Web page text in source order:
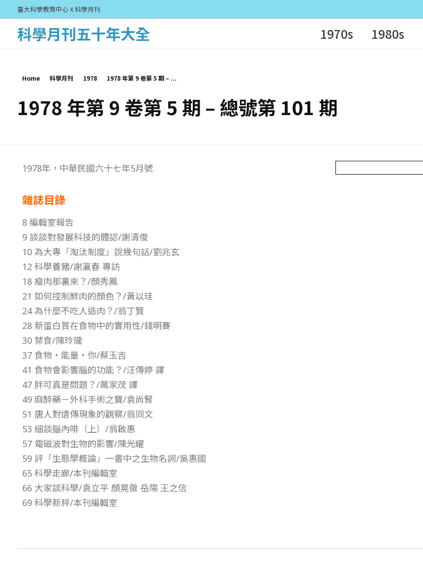
臺大科學教育中心 X 科學月刊
科學月刊五十年大全 1970s 1980s
Home 科學月刊 1978 1978 年第 9 卷第 5 期 – ...
1978 年第 9 卷第 5 期 – 總號第 101 期
1
7
8
年
第
9
卷
第
5
期
–
總
號
1978年，中華民國六十七年5月號
雜誌目錄
8 編輯室報告
9 談談對發展科技的體認/謝清俊
10 為大專「淘汰制度」說幾句話/劉兆玄
12 科學養豬/謝瀛春 專訪
18 瘦肉那裏來？/顏秀鳳
21 如何控制鮮肉的顏色？/黃以珪
24 為什麼不吃人造肉？/翁丁賢
28 新蛋白質在食物中的實用性/錢明賽
30 禁食/陳玲瓏
37 食物‧能量‧你/蔡玉吉
41 食物會影響腦的功能？/汪傳婷 譯
47 胖可真是問題？/萬家茂 譯
49 麻醉藥－外科手術之寶/袁尚腎
51 唐人對遺傳現象的觀察/翁同文
53 細談腦內啡（上）/翁啟惠
57 電磁波對生物的影響/陳光耀
59 評「生態學概論」一書中之生物名詞/吳惠國
65 科學走廊/本刊編輯室
66 大家談科學/袁立平 顏晃徹 岳陽 王之信
69 科學新粹/本刊編輯室